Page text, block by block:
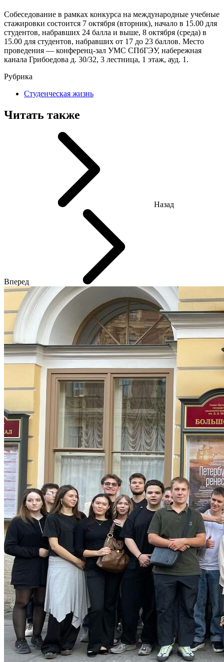
Собеседование в рамках конкурса на международные учебные
стажировки состоится 7 октября (вторник), начало в 15.00 для
студентов, набравших 24 балла и выше, 8 октября (среда) в
15.00 для студентов, набравших от 17 до 23 баллов. Место
проведения — конференц-зал УМС СПбГЭУ, набережная
канала Грибоедова д. 30/32, 3 лестница, 1 этаж, ауд. 1.
Рубрика
Студенческая жизнь
Читать также
Назад
Вперед